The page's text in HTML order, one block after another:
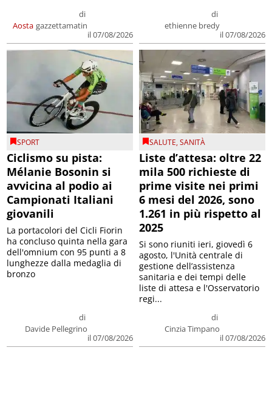
Aosta
di
gazzettamatin
il 07/08/2026
di
ethienne bredy
il 07/08/2026
SPORT
Ciclismo su pista:
Mélanie Bosonin si
avvicina al podio ai
Campionati Italiani
giovanili
di
Davide Pellegrino
il 07/08/2026
La portacolori del Cicli Fiorin
ha concluso quinta nella gara
dell'omnium con 95 punti a 8
lunghezze dalla medaglia di
bronzo
SALUTE,SANITÀ
Liste d’attesa: oltre 22
mila 500 richieste di
prime visite nei primi
6 mesi del 2026, sono
1.261 in più rispetto al
2025
di
Cinzia Timpano
il 07/08/2026
Si sono riuniti ieri, giovedì 6
agosto, l'Unità centrale di
gestione dell’assistenza
sanitaria e dei tempi delle
liste di attesa e l'Osservatorio
regi...